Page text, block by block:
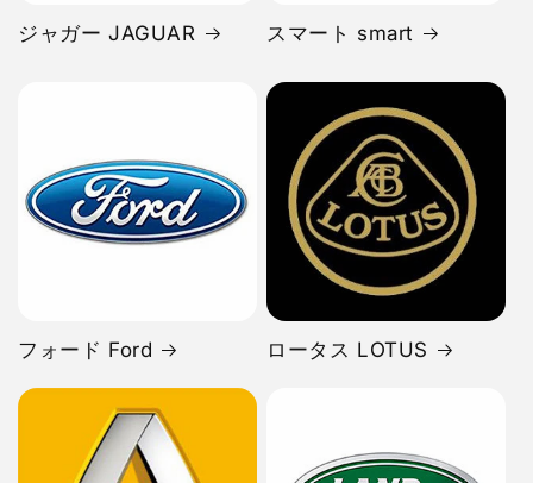
ジャガー JAGUAR スマート smart
フォード Ford ロータス LOTUS